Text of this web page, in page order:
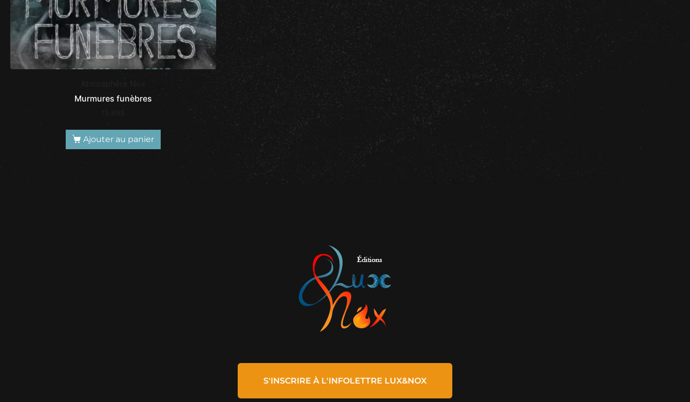
Murmures funèbres
13.99
Ajouter au panier
S'INSCRIRE À L'INFOLETTRE LUX&NOX